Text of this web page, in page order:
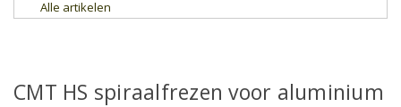
Alle artikelen
CMT HS spiraalfrezen voor aluminium